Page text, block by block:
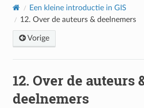
Een kleine introductie in GIS
12. Over de auteurs & deelnemers
Vorige
12. Over de auteurs
deelnemers